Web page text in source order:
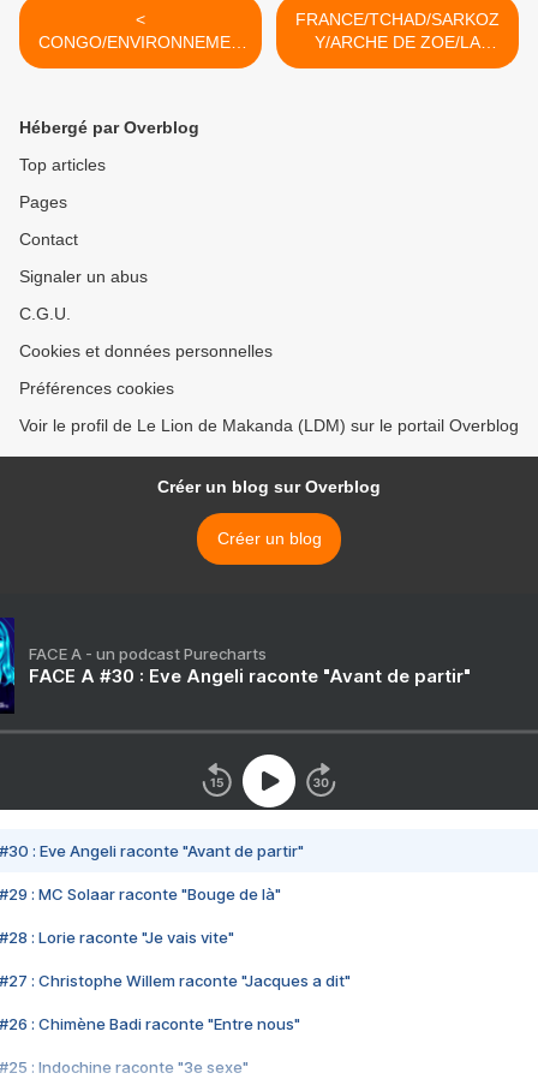
<
CONGO/ENVIRONNEMEN
T : QUAND
AFFAIRISME (par Bienvenu
MADILEMONO)
FRANCE/TCHAD/SARKOZ
Y/ARCHE DE ZOE/LA
PETITE PHRASE : LE
Hébergé par Overblog
Top articles
Pages
Contact
Signaler un abus
C.G.U.
Cookies et données personnelles
Préférences cookies
Voir le profil de Le Lion de Makanda (LDM) sur le portail Overblog
Créer un blog sur Overblog
Créer un blog
FACE A - un podcast Purecharts
FACE A #30 : Eve Angeli raconte "Avant de partir"
#30 : Eve Angeli raconte "Avant de partir"
#29 : MC Solaar raconte "Bouge de là"
#28 : Lorie raconte "Je vais vite"
#27 : Christophe Willem raconte "Jacques a dit"
#26 : Chimène Badi raconte "Entre nous"
#25 : Indochine raconte "3e sexe"